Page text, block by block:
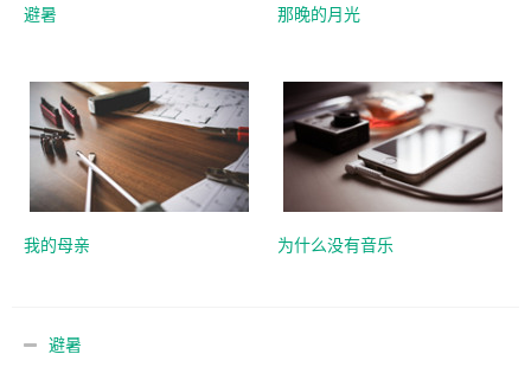
避暑 那晚的月光
我的母亲 为什么没有音乐
避暑